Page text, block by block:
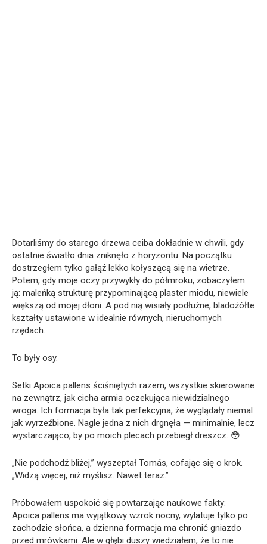
Dotarliśmy do starego drzewa ceiba dokładnie w chwili, gdy
ostatnie światło dnia zniknęło z horyzontu. Na początku
dostrzegłem tylko gałąź lekko kołyszącą się na wietrze.
Potem, gdy moje oczy przywykły do półmroku, zobaczyłem
ją: maleńką strukturę przypominającą plaster miodu, niewiele
większą od mojej dłoni. A pod nią wisiały podłużne, bladożółte
kształty ustawione w idealnie równych, nieruchomych
rzędach.
To były osy.
Setki Apoica pallens ściśniętych razem, wszystkie skierowane
na zewnątrz, jak cicha armia oczekująca niewidzialnego
wroga. Ich formacja była tak perfekcyjna, że wyglądały niemal
jak wyrzeźbione. Nagle jedna z nich drgnęła — minimalnie, lecz
wystarczająco, by po moich plecach przebiegł dreszcz. 😳
„Nie podchodź bliżej,” wyszeptał Tomás, cofając się o krok.
„Widzą więcej, niż myślisz. Nawet teraz.”
Próbowałem uspokoić się powtarzając naukowe fakty:
Apoica pallens ma wyjątkowy wzrok nocny, wylatuje tylko po
zachodzie słońca, a dzienna formacja ma chronić gniazdo
przed mrówkami. Ale w głębi duszy wiedziałem, że to nie